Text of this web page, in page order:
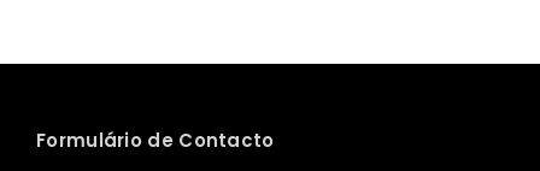
Formulário de Contacto